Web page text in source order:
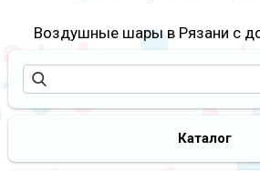
Воздушные шары в Рязани с
Каталог